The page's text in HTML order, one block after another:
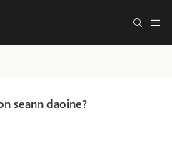
seann daoine?